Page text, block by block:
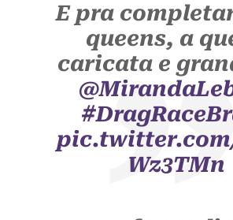
E pra
queens, a
caricata e
Wz3TMn